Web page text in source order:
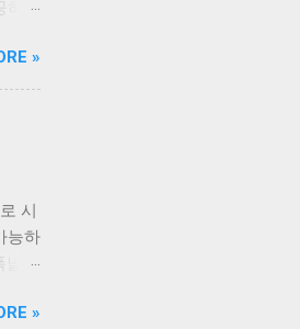
공되
기
드백
자
을
제
하여
습
수
언
다.
라
공하
도
»
시
능하
넓게
하여
»